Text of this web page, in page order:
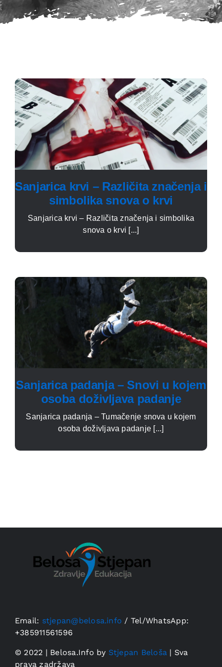
Sanjarica krvi – Različita značenja i
simbolika snova o krvi
Sanjarica krvi – Različita značenja i simbolika
snova o krvi [...]
Sanjarica padanja – Snovi u kojem
osoba doživljava padanje
Sanjarica padanja – Tumačenje snova u kojem
osoba doživljava padanje [...]
Email: stjepan@belosa.info / Tel/WhatsApp:
+385911561596
© 2022 | Belosa.Info by Stjepan Beloša | Sva
prava zadržava